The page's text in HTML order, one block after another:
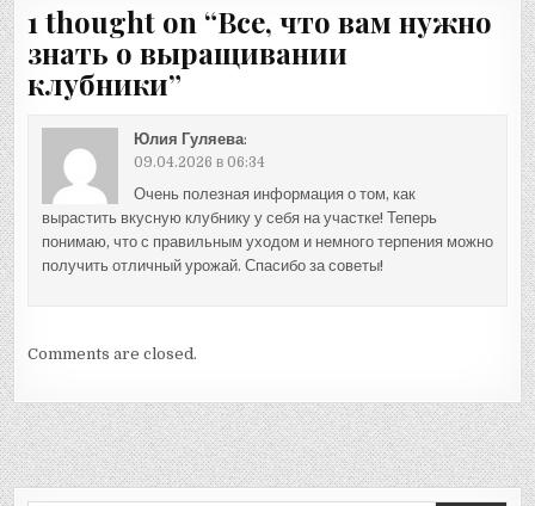
1 thought on “Все, что вам нужно
знать о выращивании
клубники”
Юлия Гуляева:
09.04.2026 в 06:34
Очень полезная информация о том, как
вырастить вкусную клубнику у себя на участке! Теперь
понимаю, что с правильным уходом и немного терпения можно
получить отличный урожай. Спасибо за советы!
Comments are closed.